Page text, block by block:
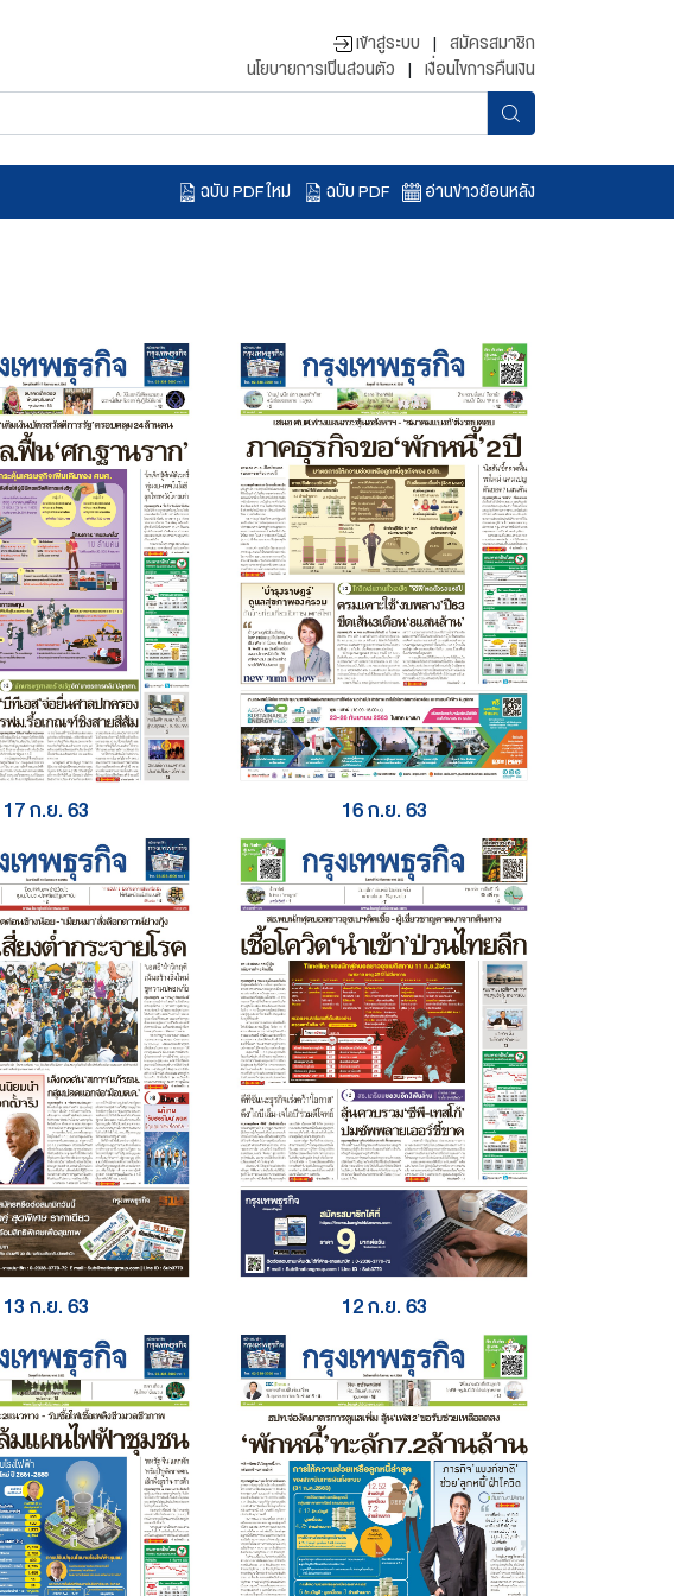
เข้าสู่ระบบ | สมัครสมาชิก
นโยบายการเป็นส่วนตัว | เงื่อนไขการคืนเงิน
ฉบับ PDF ใหม่ ฉบับ PDF อ่านข่าวย้อนหลัง
17 ก.ย. 63 16 ก.ย. 63
13 ก.ย. 63 12 ก.ย. 63